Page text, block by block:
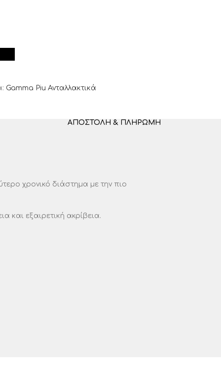
Gamma Piu Ανταλλακτικά
ΑΠΟΣΤΟΛΉ & ΠΛΗΡΩΜΉ
χρονικό διάστημα με την πιο
και εξαιρετική ακρίβεια.